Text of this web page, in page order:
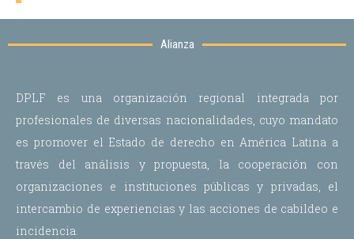
Alianza
DPLF es una organización regional integrada por
profesionales de diversas nacionalidades, cuyo mandato
es promover el Estado de derecho en América Latina a
través del análisis y propuesta, la cooperación con
organizaciones e instituciones públicas y privadas, el
intercambio de experiencias y las acciones de cabildeo e
incidencia.